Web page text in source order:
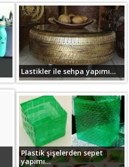
Lastikler ile sehpa yapımı...
Plastik şişelerden sepet
yapımı...